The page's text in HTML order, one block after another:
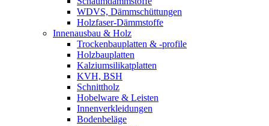
WDVS, Dämmschüttungen
Holzfaser-Dämmstoffe
Innenausbau & Holz
Trockenbauplatten & -profile
Holzbauplatten
Kalziumsilikatplatten
KVH, BSH
Schnittholz
Hobelware & Leisten
Innenverkleidungen
Bodenbeläge